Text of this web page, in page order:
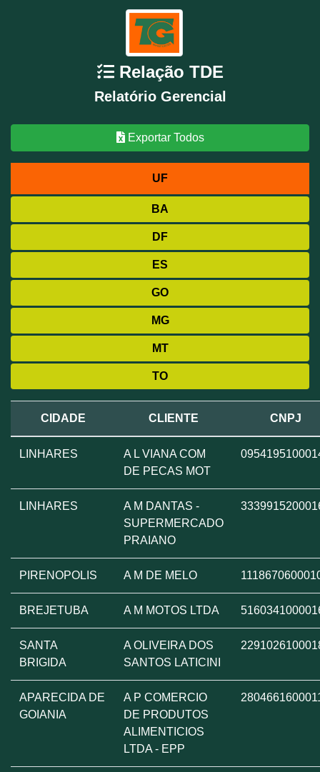
Relação TDE
Relatório Gerencial
Exportar Todos
UF
BA
DF
ES
GO
MG
MT
TO
CIDADE CLIENTE CNPJ
LINHARES
A L VIANA COM
DE PECAS MOT
LINHARES
A M DANTAS -
SUPERMERCADO
PRAIANO
PIRENOPOLIS A M DE MELO
BREJETUBA A M MOTOS LTDA
SANTA
BRIGIDA
A OLIVEIRA DOS
SANTOS LATICINI
APARECIDA DE
GOIANIA
A P COMERCIO
DE PRODUTOS
ALIMENTICIOS
LTDA - EPP